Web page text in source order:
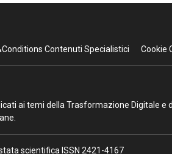
Contenuti Specialistici Cookie
ai temi della Trasformazione Digitale
scientifica ISSN 2421-4167